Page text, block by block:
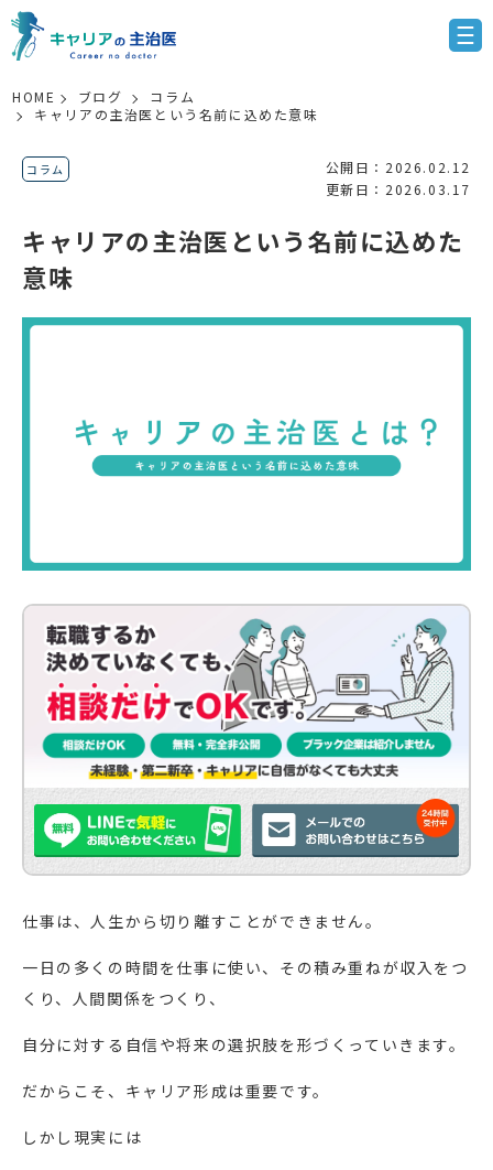
HOME ブログ
コラム
キャリアの主治医という名前に込めた意味
コラム
公開日：2026.02.12
更新日：2026.03.17
キャリアの主治医という名前に込めた
意味
仕事は、人生から切り離すことができません。
一日の多くの時間を仕事に使い、その積み重ねが収入をつ
くり、人間関係をつくり、
自分に対する自信や将来の選択肢を形づくっていきます。
だからこそ、キャリア形成は重要です。
しかし現実には